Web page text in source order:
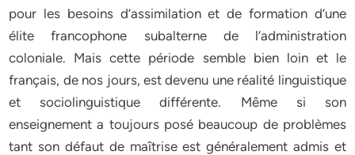
pour les besoins d’assimilation et de formation d’une
élite francophone subalterne de l’administration
coloniale. Mais cette période semble bien loin et le
français, de nos jours, est devenu une réalité linguistique
et sociolinguistique différente. Même si son
enseignement a toujours posé beaucoup de problèmes
tant son défaut de maîtrise est généralement admis et